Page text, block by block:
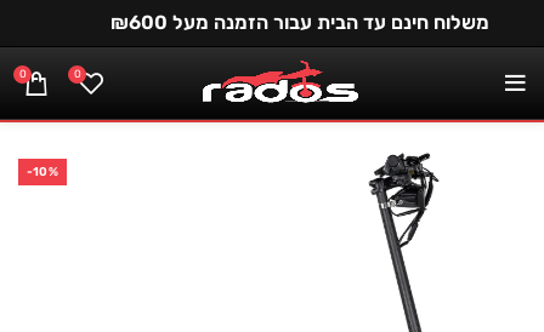
משלוח חינם עד הבית עבור הזמנה מעל ₪600
0
0
-10%